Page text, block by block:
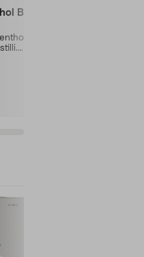
Big